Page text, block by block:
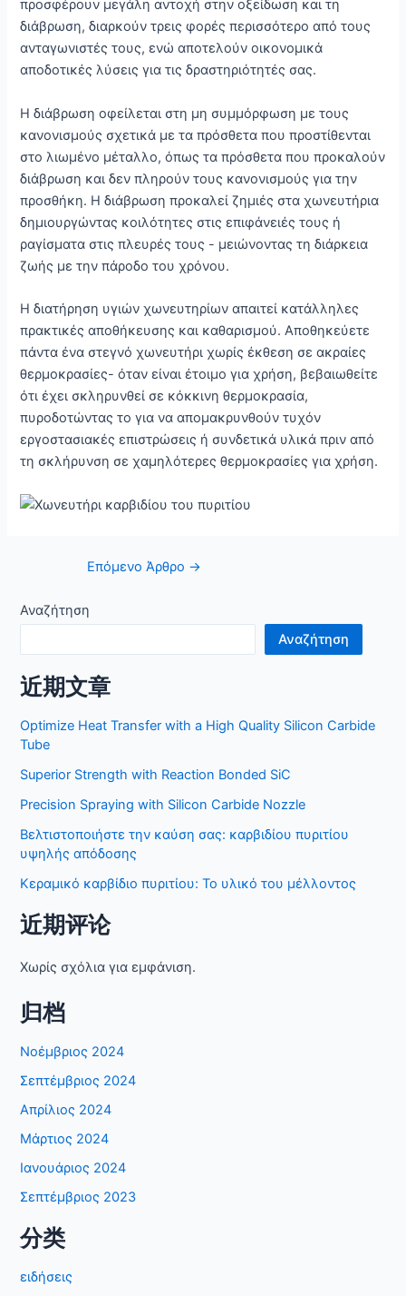
προσφέρουν μεγάλη αντοχή στην οξείδωση και τη
διάβρωση, διαρκούν τρεις φορές περισσότερο από τους
ανταγωνιστές τους, ενώ αποτελούν οικονομικά
αποδοτικές λύσεις για τις δραστηριότητές σας.
Η διάβρωση οφείλεται στη μη συμμόρφωση με τους
κανονισμούς σχετικά με τα πρόσθετα που προστίθενται
στο λιωμένο μέταλλο, όπως τα πρόσθετα που προκαλούν
διάβρωση και δεν πληρούν τους κανονισμούς για την
προσθήκη. Η διάβρωση προκαλεί ζημιές στα χωνευτήρια
δημιουργώντας κοιλότητες στις επιφάνειές τους ή
ραγίσματα στις πλευρές τους - μειώνοντας τη διάρκεια
ζωής με την πάροδο του χρόνου.
Η διατήρηση υγιών χωνευτηρίων απαιτεί κατάλληλες
πρακτικές αποθήκευσης και καθαρισμού. Αποθηκεύετε
πάντα ένα στεγνό χωνευτήρι χωρίς έκθεση σε ακραίες
θερμοκρασίες- όταν είναι έτοιμο για χρήση, βεβαιωθείτε
ότι έχει σκληρυνθεί σε κόκκινη θερμοκρασία,
πυροδοτώντας το για να απομακρυνθούν τυχόν
εργοστασιακές επιστρώσεις ή συνδετικά υλικά πριν από
τη σκλήρυνση σε χαμηλότερες θερμοκρασίες για χρήση.
Επόμενο Άρθρο →
Αναζήτηση
Αναζήτηση
近期文章
Optimize Heat Transfer with a High Quality Silicon Carbide
Tube
Superior Strength with Reaction Bonded SiC
Precision Spraying with Silicon Carbide Nozzle
Βελτιστοποιήστε την καύση σας: καρβιδίου πυριτίου
υψηλής απόδοσης
Κεραμικό καρβίδιο πυριτίου: Το υλικό του μέλλοντος
近期评论
Χωρίς σχόλια για εμφάνιση.
归档
Νοέμβριος 2024
Σεπτέμβριος 2024
Απρίλιος 2024
Μάρτιος 2024
Ιανουάριος 2024
Σεπτέμβριος 2023
分类
ειδήσεις